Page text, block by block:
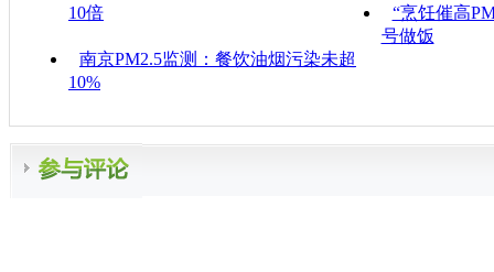
10倍
“烹饪催高
号做饭
南京PM2.5监测：餐饮油烟污染未超
10%